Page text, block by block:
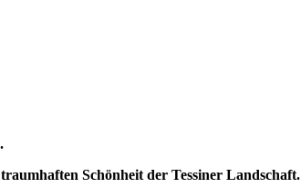
Schönheit der Tessiner Landschaft.